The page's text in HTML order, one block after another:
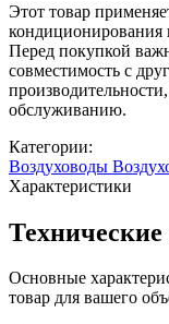
Этот товар
кондиционирования
Перед покупкой
совместимость с
обслуживанию.
Категории:
Воздуховоды
Характеристики
Основные
товар для вашего